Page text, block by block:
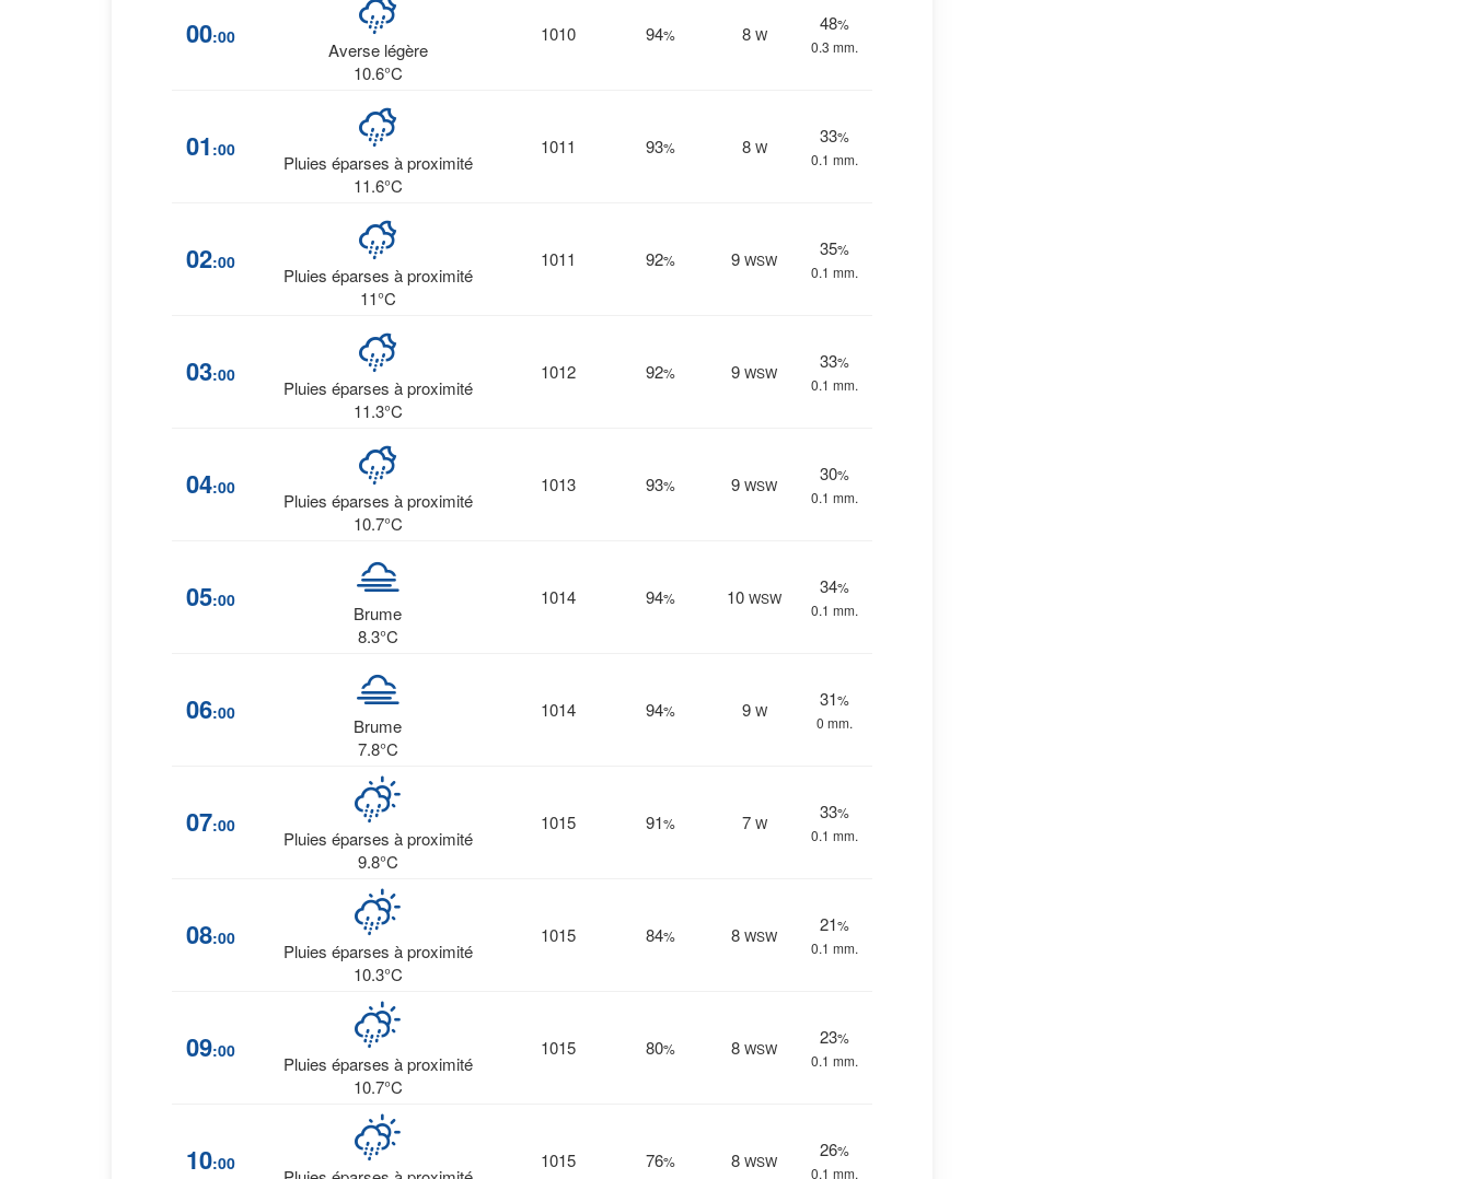
00:00
Averse légère
10.6°C
1010 94% 8 W
48%
0.3 mm.
01 :00
Pluies éparses à proximité
11.6°C
1011 93% 8 W
33%
0.1 mm.
02:00
Pluies éparses à proximité
11°C
1011 92% 9 WSW
35%
0.1 mm.
03:00
Pluies éparses à proximité
11.3°C
1012 92% 9 WSW
33%
0.1 mm.
04:00
Pluies éparses à proximité
10.7°C
1013 93% 9 WSW
30%
0.1 mm.
05:00
Brume
8.3°C
1014 94% 10 WSW
34%
0.1 mm.
06:00
Brume
7.8°C
1014 94% 9 W
31%
0 mm.
07:00
Pluies éparses à proximité
9.8°C
1015 91% 7 W
33%
0.1 mm.
08:00
Pluies éparses à proximité
10.3°C
1015 84% 8 WSW
21%
0.1 mm.
09:00
Pluies éparses à proximité
10.7°C
1015 80% 8 WSW
23%
0.1 mm.
10:00 1015 76% 8 WSW
26%
0.1 mm.